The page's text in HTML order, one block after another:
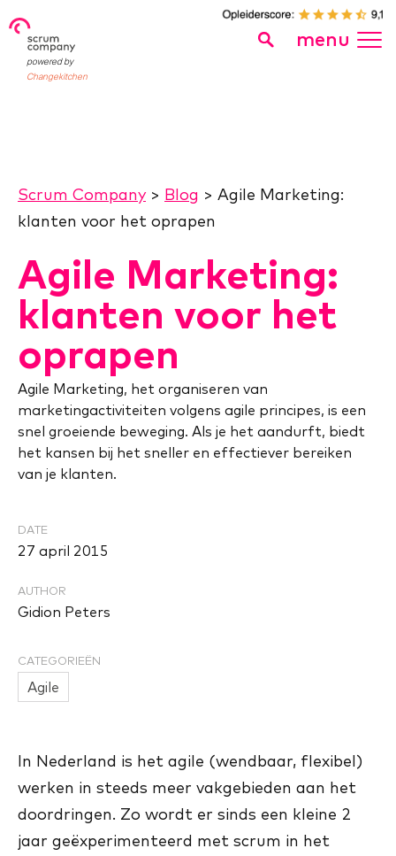
powered by
Changekitchen
menu
Scrum Company> Blog > Agile Marketing:
klanten voor het oprapen
Agile Marketing:
klanten voor het
oprapen
Agile Marketing, het organiseren van
marketingactiviteiten volgens agile principes, is een
snel groeiende beweging. Als je het aandurft, biedt
het kansen bij het sneller en effectiever bereiken
van je klanten.
DATE
27 april 2015
AUTHOR
Gidion Peters
CATEGORIEËN
Agile
In Nederland is het agile (wendbaar, flexibel)
werken in steeds meer vakgebieden aan het
doordringen. Zo wordt er sinds een kleine 2
jaar geëxperimenteerd met scrum in het